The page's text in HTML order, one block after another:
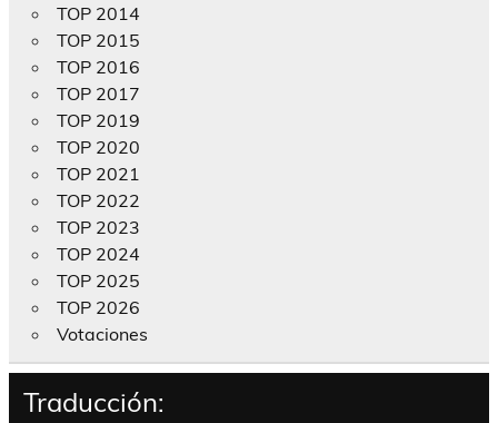
TOP 2014
TOP 2015
TOP 2016
TOP 2017
TOP 2019
TOP 2020
TOP 2021
TOP 2022
TOP 2023
TOP 2024
TOP 2025
TOP 2026
Votaciones
Traducción: